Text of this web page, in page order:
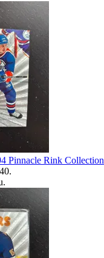
Pinnacle Rink Collection
.
.